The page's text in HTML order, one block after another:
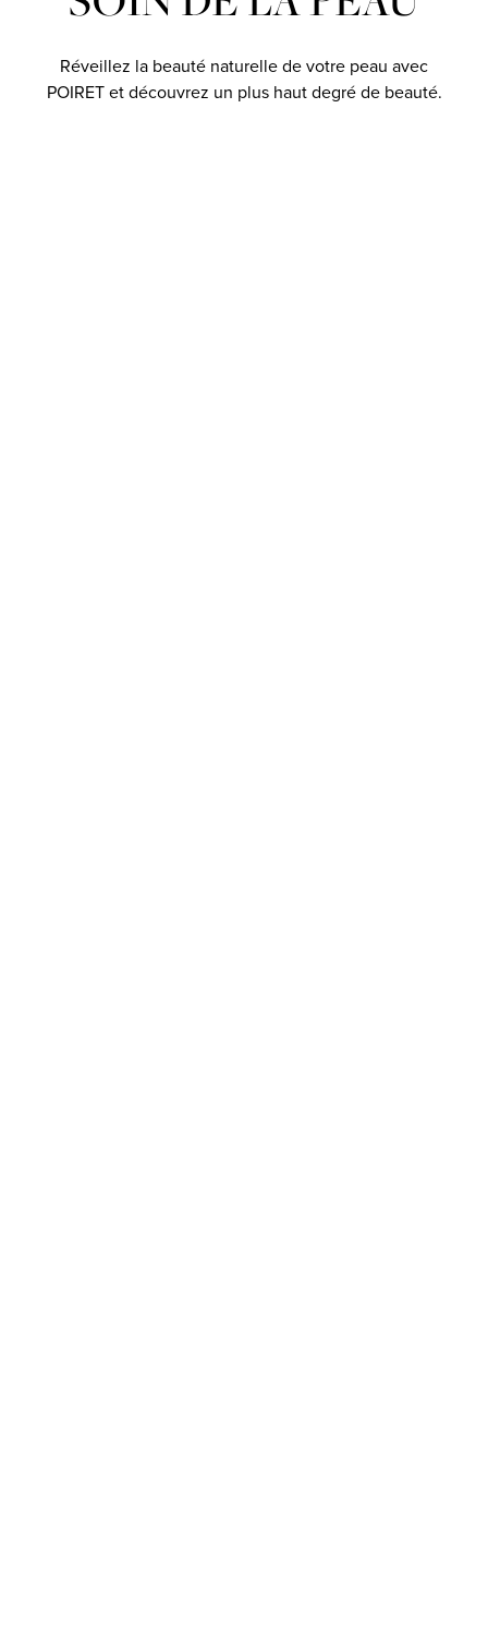
Réveillez la beauté naturelle de votre peau avec
POIRET et découvrez un plus haut degré de beauté.